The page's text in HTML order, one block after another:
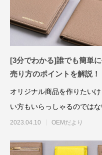
[3分でわかる]誰でも簡単
売り方のポイントを解説！
オリジナル商品を作りたい
い方もいらっしゃるのでは
ジナル商品の作り方と
2023.04.10 OEMだより